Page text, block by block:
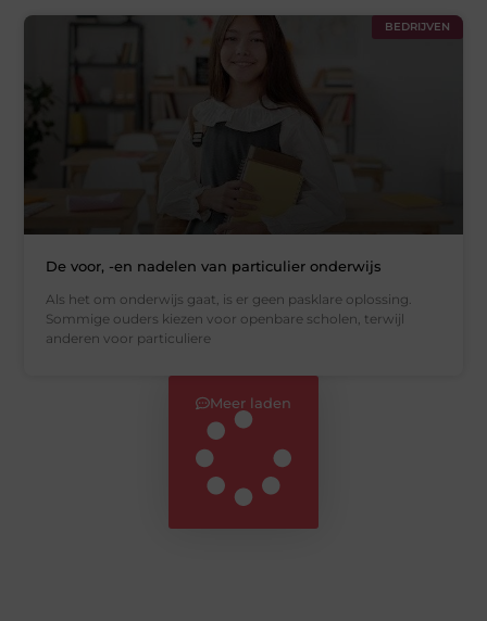
BEDRIJVEN
De voor, -en nadelen van particulier onderwijs
Als het om onderwijs gaat, is er geen pasklare oplossing.
Sommige ouders kiezen voor openbare scholen, terwijl
anderen voor particuliere
Meer laden